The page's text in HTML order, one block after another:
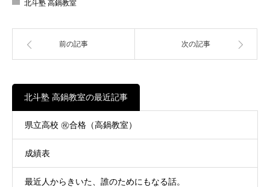
北斗塾 高鍋教室
前の記事 次の記事
北斗塾 高鍋教室の最近記事
県立高校 ㊗合格（高鍋教室）
成績表
最近人からきいた、誰のためにもなる話。